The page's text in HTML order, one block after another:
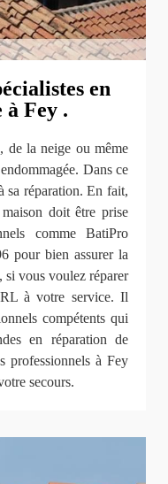
en
Fey .
de la neige ou même
Dans ce
sa réparation. En fait,
doit être prise
comme BatiPro
pour bien assurer la
si vous voulez réparer
à votre service. Il
compétents qui
en réparation de
professionnels à Fey
secours.